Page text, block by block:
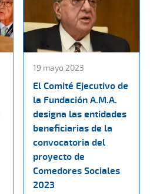
19 mayo 2023
El Comité Ejecutivo de
la Fundación A.M.A.
designa las entidades
beneficiarias de la
convocatoria del
proyecto de
Comedores Sociales
2023